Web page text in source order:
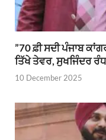
”70 ਫ਼ੀ ਸਦੀ ਪੰਜਾਬ
ਤਿੱਖੇ ਤੇਵਰ, ਸੁਖਜਿੰਦਰ
10 December 2025